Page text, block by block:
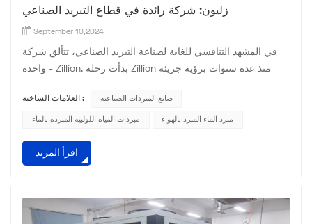
زليون: شركة رائدة في قطاع التبريد الصناعي
September 10,2024
في المشهد التنافسي للغاية لصناعة التبريد الصناعي، تتألق شركة
واحدة - Zillion. بدأت رحلة Zillion منذ عدة سنوات برؤية جريئة
تجميع فريق من المهنيين ذوي المهارات العالية الذين يتمتعون
بمعرفة متعمقة بتكنولوجيا التبريد والأتمتة الكهروميكانيكية. على مر
العلامات الساخنة : صانع المبردات الصناعية
مبردات المياه اللولبية المبردة بالماء مبرد الماء المبرد بالهواء
اقرأ المزيد